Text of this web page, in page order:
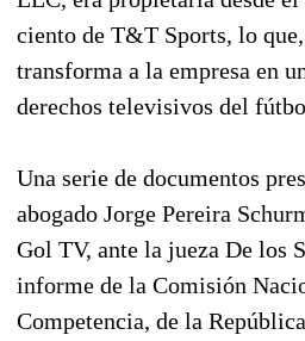
ciento de T&T Sports, lo
transforma a la empresa en
derechos televisivos del
Una serie de documentos
abogado Jorge Pereira
Gol TV, ante la jueza De los
informe de la Comisión
Competencia, de la